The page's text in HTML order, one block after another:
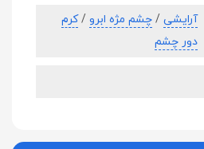
آرایشی / چشم مژه ابرو / کرم
دور چشم